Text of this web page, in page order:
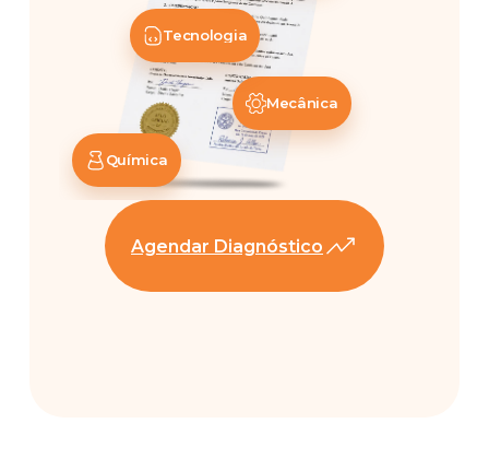
Agendar Diagnóstico
Mecânica
Tecnologia
Química